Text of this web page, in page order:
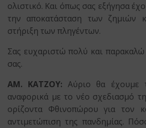
ολιστικό. Και όπως σας εξήγησα
την αποκατάσταση των ζημιών
στήριξη των πληγέντων.
Σας ευχαριστώ πολύ και παρακαλώ
σας.
ΑΜ. ΚΑΤΖΟΥ:Αύριο θα έχουμε
αναφορικά με το νέο σχεδιασμό
ορίζοντα Φθινοπώρου για τον
αντιμετώπιση της πανδημίας.